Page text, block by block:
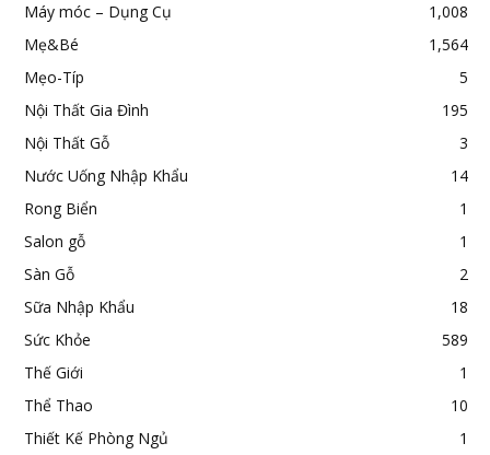
Máy móc – Dụng Cụ
1,008
Mẹ&Bé
1,564
Mẹo-Típ
5
Nội Thất Gia Đình
195
Nội Thất Gỗ
3
Nước Uống Nhập Khẩu
14
Rong Biển
1
Salon gỗ
1
Sàn Gỗ
2
Sữa Nhập Khẩu
18
Sức Khỏe
589
Thế Giới
1
Thể Thao
10
Thiết Kế Phòng Ngủ
1